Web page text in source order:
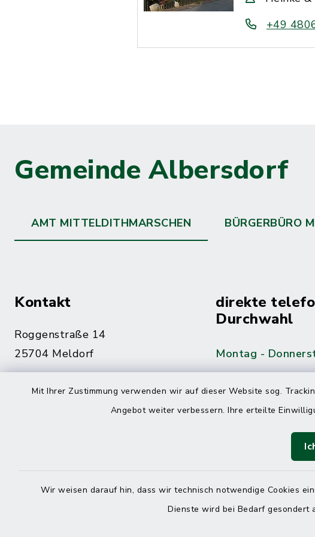
Mit Ihrer Zustimmung verwenden wir auf dieser Website sog.
Angebot weiter verbessern. Ihre erteilte
Wir weisen darauf hin, dass wir technisch notwendige Cookies
Dienste wird bei Bedarf
+49
Gemeinde Albersdorf
AMT MITTELDITHMARSCHEN BÜRGERBÜRO
Kontakt
Roggenstraße 14
25704 Meldorf
04832 6065-215
direkte
Durchwahl
Montag -
Freitag
Online-
Haben Sie ein
keinen zeitnahen
Telefonnummer